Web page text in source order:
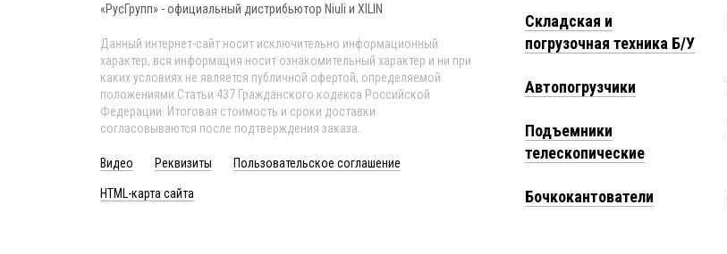
«РусГрупп» - официальный диcтрибьютор Niuli и XILIN
Данный интернет-сайт носит исключительно информационный
характер, вся информация носит ознакомительный характер и ни при
каких условиях не является публичной офертой, определяемой
положениями Статьи 437 Гражданского кодекса Российской
Федерации. Итоговая стоимость и сроки доставки
согласовываются после подтверждения заказа.
Видео Реквизиты Пользовательское соглашение
HTML-карта сайта
Складская и
погрузочная техника Б/У
Автопогрузчики
Подъемники
телескопические
Бочкокантователи